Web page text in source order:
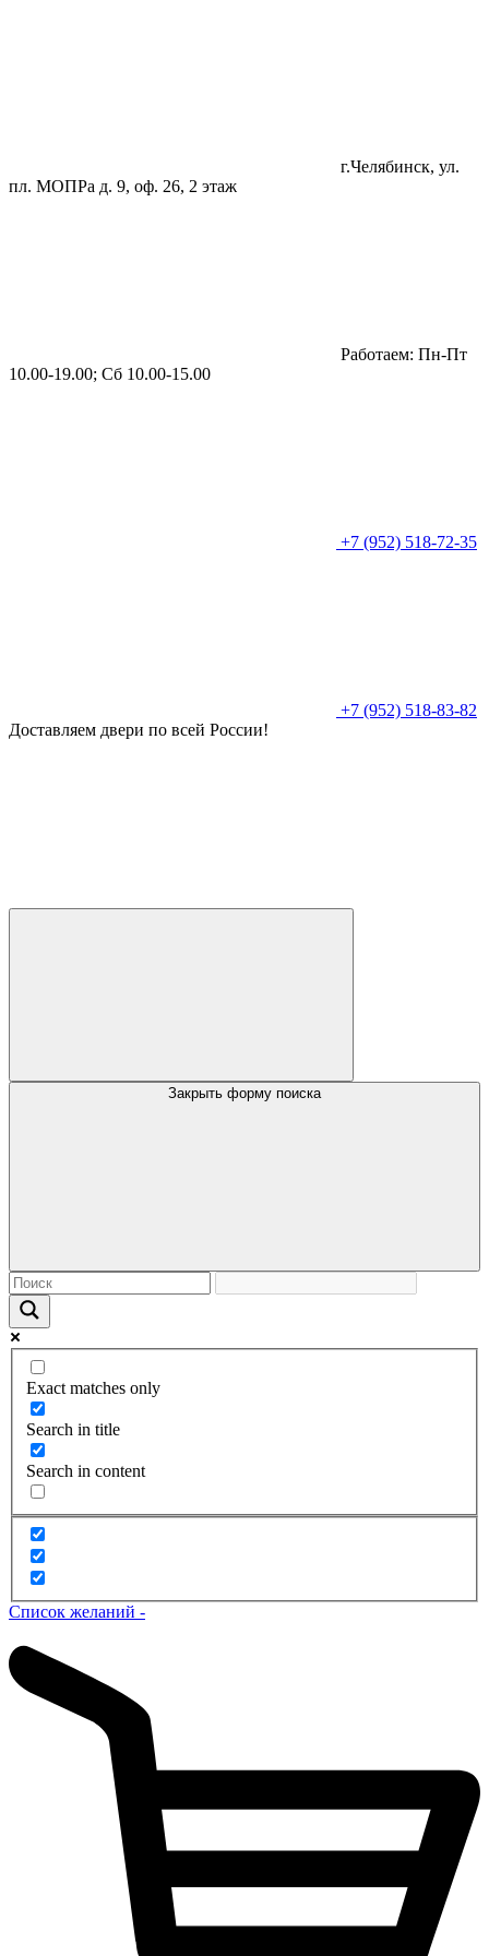
г.Челябинск, ул.
пл. МОПРа д. 9, оф. 26, 2 этаж
Работаем: Пн-Пт
10.00-19.00; Сб 10.00-15.00
+7 (952) 518-72-35
+7 (952) 518-83-82
Доставляем двери по всей России!
Закрыть форму поиска
Exact matches only
Search in title
Search in content
Список желаний -